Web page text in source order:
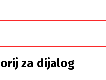
za dijalog